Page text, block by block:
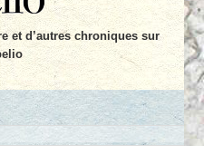
et d’autres chroniques sur